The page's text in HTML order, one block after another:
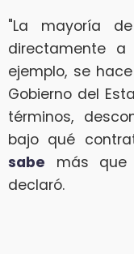
"La mayoría
directamente a
ejemplo, se
Gobierno del
términos,
bajo qué
sabe más que
declaró.